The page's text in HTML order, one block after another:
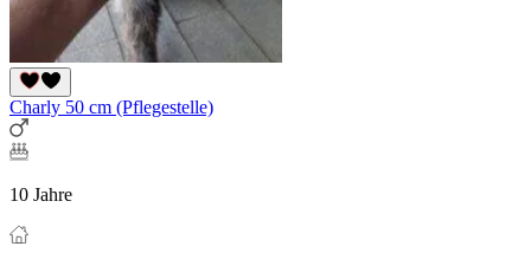
Charly 50 cm (Pflegestelle)
10 Jahre